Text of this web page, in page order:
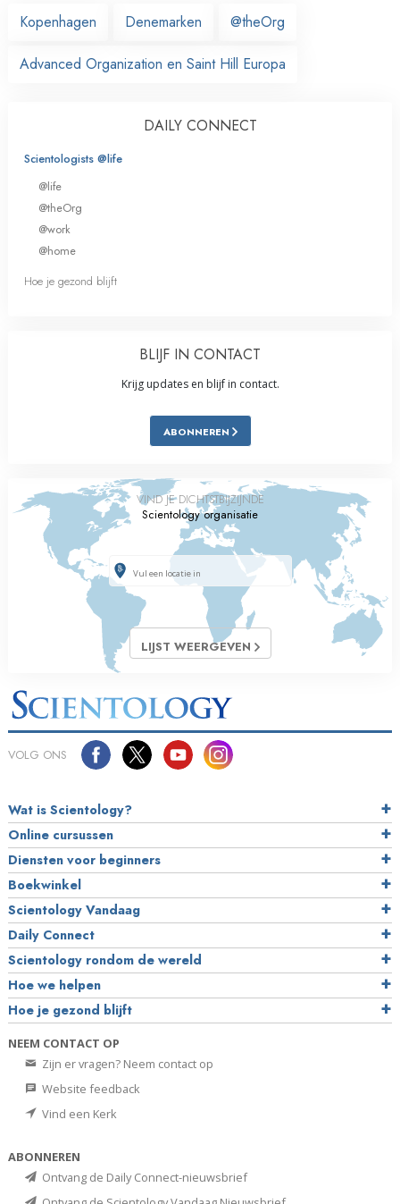
Kopenhagen
Denemarken @theOrg
Advanced Organization en Saint Hill Europa
DAILY CONNECT
Scientologists @life
@life
@theOrg
@work
@home
Hoe je gezond blijft
BLIJF IN CONTACT
Krijg updates en blijf in contact.
ABONNEREN
VIND JE DICHTSTBIJZIJNDE
Scientology organisatie
LIJST WEERGEVEN
VOLG ONS
Wat is Scientology?
Online cursussen
Diensten voor beginners
Boekwinkel
Scientology Vandaag
Daily Connect
Scientology rondom de wereld
Hoe we helpen
Hoe je gezond blijft
NEEM CONTACT OP
Zijn er vragen? Neem contact op
Website feedback
Vind een Kerk
ABONNEREN
Ontvang de Daily Connect-nieuwsbrief